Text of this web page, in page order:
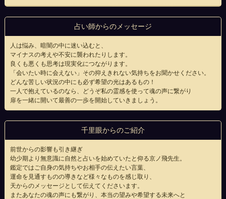
占い師からのメッセージ
人は悩み、暗闇の中に迷い込むと、
マイナスの考えや不安に襲われたりします。
良くも悪くも思考は現実化につながります。
「会いたい時に会えない」その抑えきれない気持ちをお聞かせください。
どんな苦しい状況の中にも必ず希望の光はあるもの！
一人で抱えているのなら、どうぞ私の霊感を使って魂の声に繋がり
扉を一緒に開いて最善の一歩を開始していきましょう。
千里眼からのご紹介
前世からの影響も引き継ぎ
幼少期より無意識に自然と占いを始めていたと仰る京ノ飛先生。
鑑定ではご自身の気持ちやお相手の伝えたい言葉、
運命を見通すものの導きなど様々なものを感じ取り、
天からのメッセージとして伝えてくださいます。
またあなたの魂の声にも繋がり、本当の望みや希望する未来へと